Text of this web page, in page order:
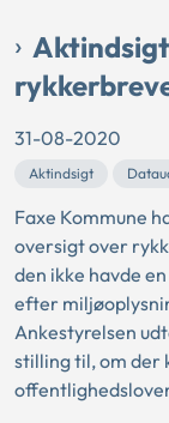
31-08-2020
Aktindsigt
Faxe Kommune
oversigt over
den ikke havde
efter
Ankestyrelsen
stilling til, om